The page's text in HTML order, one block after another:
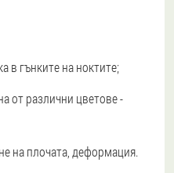
в гънките на ноктите;
от различни цветове -
на плочата, деформация.